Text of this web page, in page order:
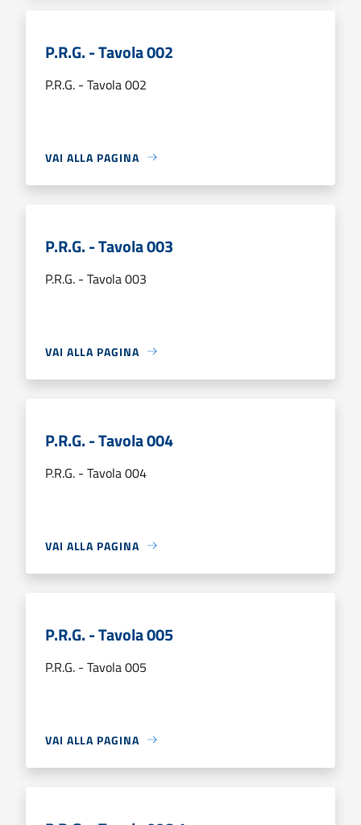
P.R.G. - Tavola 002
P.R.G. - Tavola 002
VAI ALLA PAGINA
P.R.G. - Tavola 003
P.R.G. - Tavola 003
VAI ALLA PAGINA
P.R.G. - Tavola 004
P.R.G. - Tavola 004
VAI ALLA PAGINA
P.R.G. - Tavola 005
P.R.G. - Tavola 005
VAI ALLA PAGINA